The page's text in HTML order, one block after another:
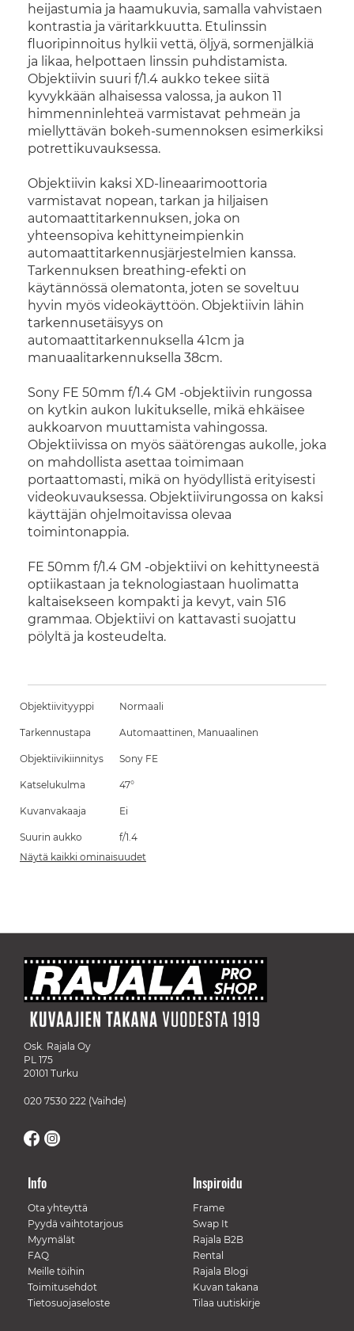
heijastumia ja haamukuvia, samalla vahvistaen
kontrastia ja väritarkkuutta. Etulinssin
fluoripinnoitus hylkii vettä, öljyä, sormenjälkiä
ja likaa, helpottaen linssin puhdistamista.
Objektiivin suuri f/1.4 aukko tekee siitä
kyvykkään alhaisessa valossa, ja aukon 11
himmenninlehteä varmistavat pehmeän ja
miellyttävän bokeh-sumennoksen esimerkiksi
potrettikuvauksessa.
Objektiivin kaksi XD-lineaarimoottoria
varmistavat nopean, tarkan ja hiljaisen
automaattitarkennuksen, joka on
yhteensopiva kehittyneimpienkin
automaattitarkennusjärjestelmien kanssa.
Tarkennuksen breathing-efekti on
käytännössä olematonta, joten se soveltuu
hyvin myös videokäyttöön. Objektiivin lähin
tarkennusetäisyys on
automaattitarkennuksella 41cm ja
manuaalitarkennuksella 38cm.
Sony FE 50mm f/1.4 GM -objektiivin rungossa
on kytkin aukon lukitukselle, mikä ehkäisee
aukkoarvon muuttamista vahingossa.
Objektiivissa on myös säätörengas aukolle, joka
on mahdollista asettaa toimimaan
portaattomasti, mikä on hyödyllistä erityisesti
videokuvauksessa. Objektiivirungossa on kaksi
käyttäjän ohjelmoitavissa olevaa
toimintonappia.
FE 50mm f/1.4 GM -objektiivi on kehittyneestä
optiikastaan ja teknologiastaan huolimatta
kaltaisekseen kompakti ja kevyt, vain 516
grammaa. Objektiivi on kattavasti suojattu
pölyltä ja kosteudelta.
Objektiivityyppi Normaali
Tarkennustapa Automaattinen, Manuaalinen
Objektiivikiinnitys Sony FE
Katselukulma 47°
Kuvanvakaaja Ei
Suurin aukko
f/1.4
Näytä kaikki ominaisuudet
Osk. Rajala Oy
PL 175
20101 Turku
020 7530 222 (Vaihde)
Info
Ota yhteyttä
Pyydä vaihtotarjous
Myymälät
FAQ
Meille töihin
Toimitusehdot
Tietosuojaseloste
Inspiroidu
Frame
Swap It
Rajala B2B
Rental
Rajala Blogi
Kuvan takana
Tilaa uutiskirje